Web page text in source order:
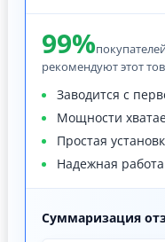
99%
рекомендуют этот
Заводится с
Мощности
Простая
Надежная
Суммаризация